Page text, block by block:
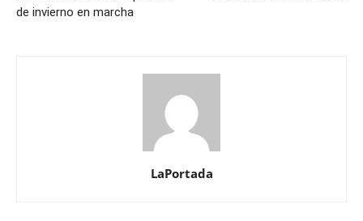
de invierno en marcha
LaPortada